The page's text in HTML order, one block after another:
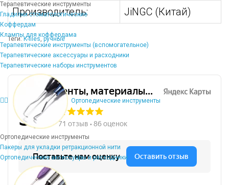
Терапевтические инструменты
Гладилки стоматологические
Коффердам
Клампы для коффердама
Терапевтические инструменты (вспомогательное)
Терапевтические аксессуары и расходники
Терапевтические наборы инструментов
Ортопедические инструменты
Ортопедические инструменты
Пакеры для укладки ретракционной нити
Ортопедические аксессуары и расходники
Производитель:
JiNGC (Китай)
Теги:K-files,ручные